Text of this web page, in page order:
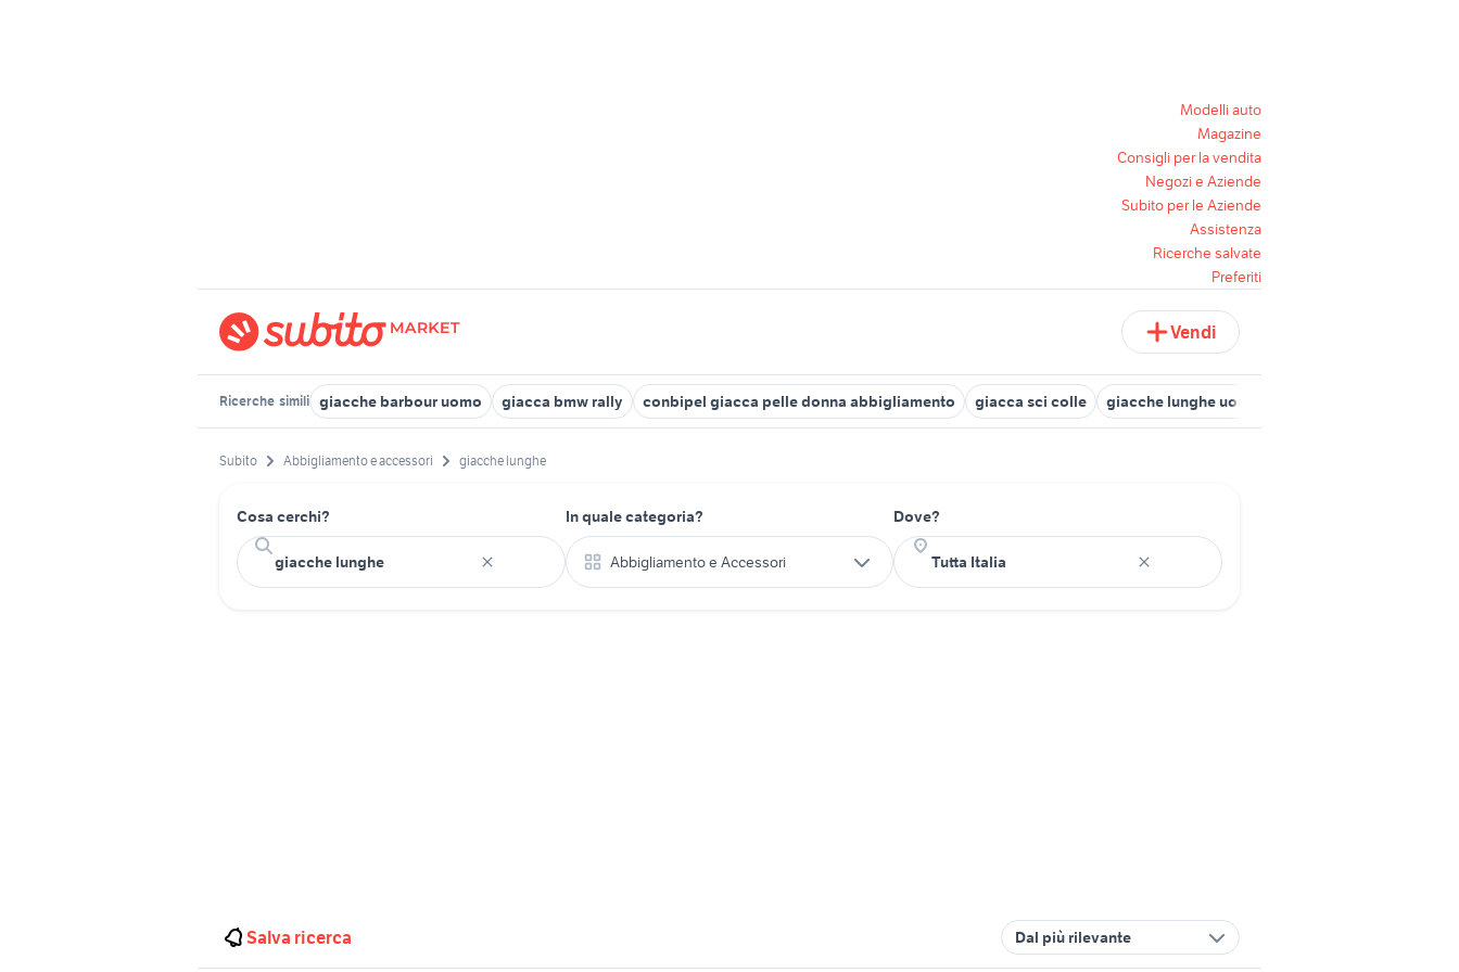
Modelli auto
Magazine
Consigli per la vendita
Negozi e Aziende
Subito per le Aziende
Assistenza
Ricerche salvate
Preferiti
Vendi
Ricerche simili giacche barbour uomo giacca bmw rally conbipel giacca pelle donna abbigliamento giacca sci colle giacche lunghe uomo
Subito Abbigliamento e accessori giacche lunghe
Cosa cerchi? In quale categoria?
Abbigliamento e Accessori
Dove?
Salva ricerca Dal più rilevante